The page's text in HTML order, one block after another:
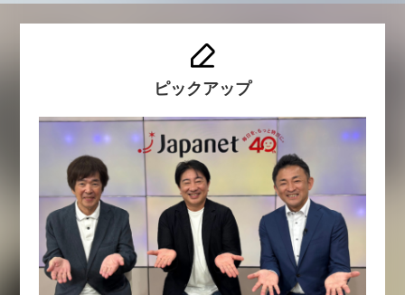
ピックアップ